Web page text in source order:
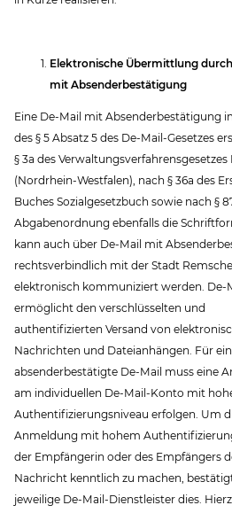
Elektronische Übermittlung durch
mit Absenderbestätigung
Eine De-Mail mit Absenderbestätigung
des § 5 Absatz 5 des De-Mail-Gesetzes
§ 3a des Verwaltungsverfahrensgesetzes
(Nordrhein-Westfalen), nach § 36a des
Buches Sozialgesetzbuch sowie nach §
Abgabenordnung ebenfalls die
kann auch über De-Mail mit
rechtsverbindlich mit der Stadt
elektronisch kommuniziert werden. De-
ermöglicht den verschlüsselten und
authentifizierten Versand von
Nachrichten und Dateianhängen. Für
absenderbestätigte De-Mail muss eine
am individuellen De-Mail-Konto mit
Authentifizierungsniveau erfolgen. Um
Anmeldung mit hohem
der Empfängerin oder des Empfängers
Nachricht kenntlich zu machen,
jeweilige De-Mail-Dienstleister dies.